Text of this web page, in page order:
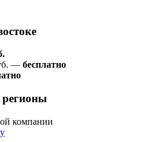
— бесплатно
регионы
компании